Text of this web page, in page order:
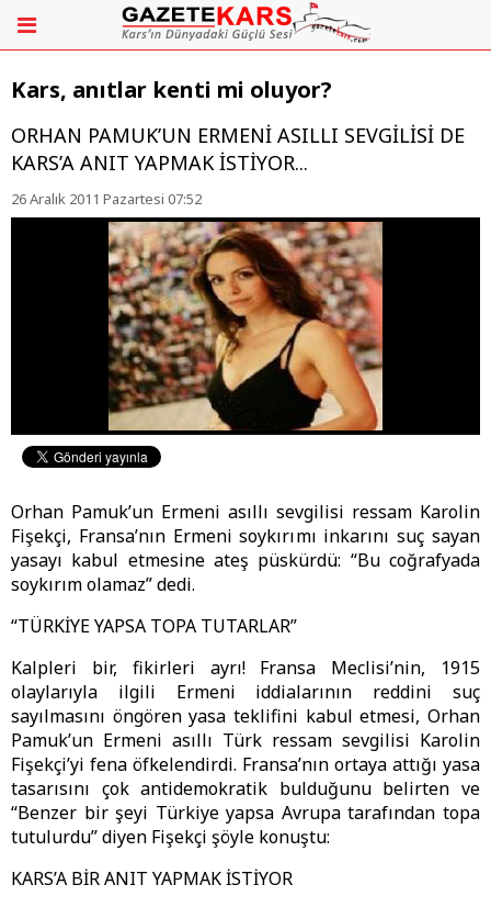
Kars, anıtlar kenti mi oluyor?
ORHAN PAMUK’UN ERMENİ ASILLI SEVGİLİSİ DE
KARS’A ANIT YAPMAK İSTİYOR...
26 Aralık 2011 Pazartesi 07:52
Orhan Pamuk’un Ermeni asıllı sevgilisi ressam Karolin
Fişekçi, Fransa’nın Ermeni soykırımı inkarını suç sayan
yasayı kabul etmesine ateş püskürdü: “Bu coğrafyada
soykırım olamaz” dedi.
“TÜRKİYE YAPSA TOPA TUTARLAR”
Kalpleri bir, fikirleri ayrı! Fransa Meclisi’nin, 1915
olaylarıyla ilgili Ermeni iddialarının reddini suç
sayılmasını öngören yasa teklifini kabul etmesi, Orhan
Pamuk’un Ermeni asıllı Türk ressam sevgilisi Karolin
Fişekçi’yi fena öfkelendirdi. Fransa’nın ortaya attığı yasa
tasarısını çok antidemokratik bulduğunu belirten ve
“Benzer bir şeyi Türkiye yapsa Avrupa tarafından topa
tutulurdu” diyen Fişekçi şöyle konuştu:
KARS’A BİR ANIT YAPMAK İSTİYOR